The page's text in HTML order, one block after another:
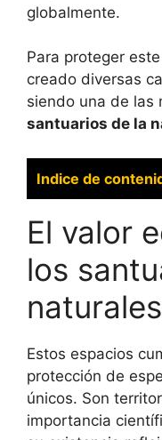
globalmente.
Para proteger
creado diversas
siendo una de las
santuarios de la
Indice de
El valor
los
Estos espacios
protección de
únicos. Son
importancia